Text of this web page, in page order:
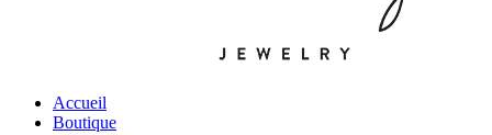
Accueil
Boutique